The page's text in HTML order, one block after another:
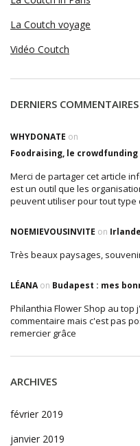
La Coutch voyage
Vidéo Coutch
DERNIERS COMMENTAIRES
WHYDONATE on
Foodraising, le
Merci de partager cet article
est un outil que les
peuvent utiliser pour tout type
NOEMIEVOUSINVITE on
Très beaux paysages,
LÉANAon Budapest : mes
Philanthia Flower Shop au
commentaire mais c'est pas
remercier grâce
ARCHIVES
février 2019
janvier 2019